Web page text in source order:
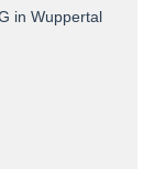
in Wuppertal